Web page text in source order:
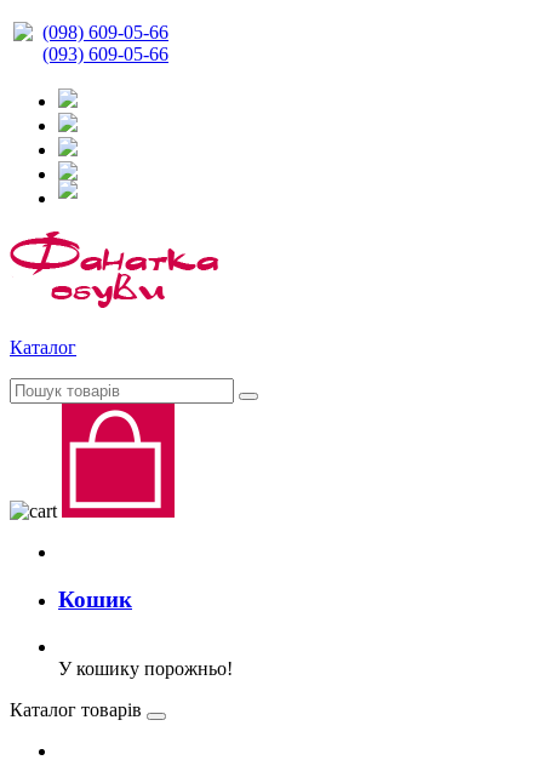
(098) 609-05-66
(093) 609-05-66
Каталог
Кошик
У кошику порожньо!
Каталог товарів